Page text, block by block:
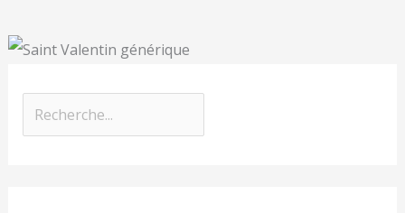
contacter, nous
dans les 24 heures.
votre famille et vos amis.